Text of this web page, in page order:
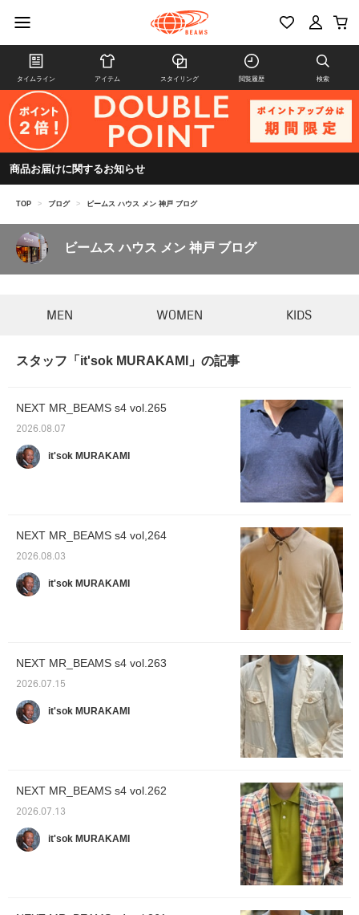
タイムライン アイテム スタイリング 閲覧履歴 検索
商品お届けに関するお知らせ
TOP > ブログ > ビームス ハウス メン 神戸 ブログ
ビームス ハウス メン 神戸 ブログ
MEN WOMEN KIDS
スタッフ「it'sok MURAKAMI」の記事
NEXT MR_BEAMS s4 vol.265
2026.08.07
it'sok MURAKAMI
NEXT MR_BEAMS s4 vol,264
2026.08.03
it'sok MURAKAMI
NEXT MR_BEAMS s4 vol.263
2026.07.15
it'sok MURAKAMI
NEXT MR_BEAMS s4 vol.262
2026.07.13
it'sok MURAKAMI